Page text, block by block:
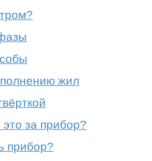
жил
за прибор?
прибор?